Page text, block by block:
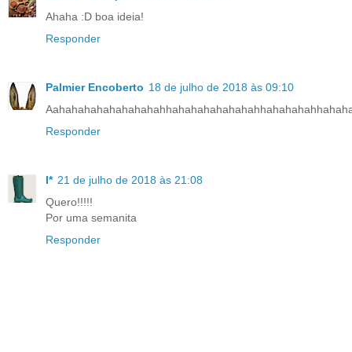
Ahaha :D boa ideia!
Responder
Palmier Encoberto 18 de julho de 2018 às 09:10
Responder
I* 21 de julho de 2018 às 21:08
Quero!!!!!
Por uma semanita
Responder